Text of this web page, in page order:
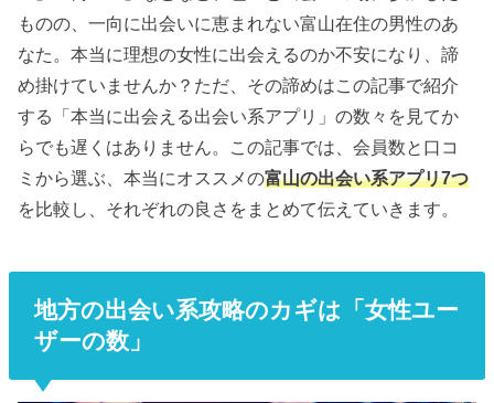
ものの、一向に出会いに恵まれない富山在住の男性のあ
なた。本当に理想の女性に出会えるのか不安になり、諦
め掛けていませんか？ただ、その諦めはこの記事で紹介
する「本当に出会える出会い系アプリ」の数々を見てか
らでも遅くはありません。この記事では、会員数と口コ
ミから選ぶ、本当にオススメの富山の出会い系アプリ7つ
を比較し、それぞれの良さをまとめて伝えていきます。
地方の出会い系攻略のカギは「女性ユー
ザーの数」